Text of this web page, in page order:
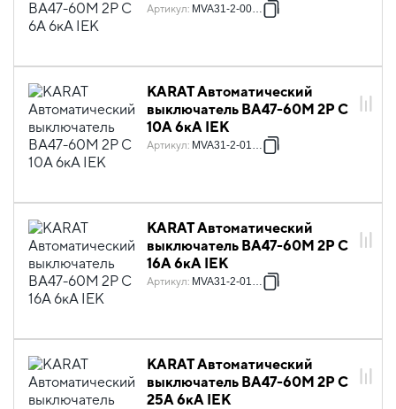
Артикул: MVA31-2-006-C
KARAT Автоматический
выключатель ВА47-60M 2P C
10А 6кА IEK
Артикул: MVA31-2-010-C
KARAT Автоматический
выключатель ВА47-60M 2P C
16А 6кА IEK
Артикул: MVA31-2-016-C
KARAT Автоматический
выключатель ВА47-60M 2P C
25А 6кА IEK